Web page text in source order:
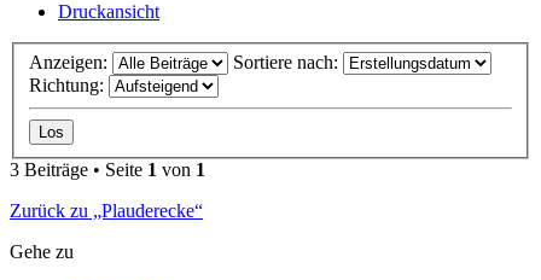
Druckansicht
Anzeigen:
Sortiere nach:
Richtung:
3 Beiträge • Seite 1 von 1
Zurück zu „Plauderecke“
Gehe zu